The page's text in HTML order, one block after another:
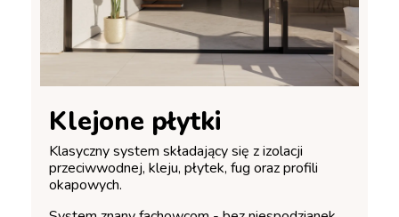
Klejone płytki
Klasyczny system składający się z izolacji
przeciwwodnej, kleju, płytek, fug oraz profili
okapowych.